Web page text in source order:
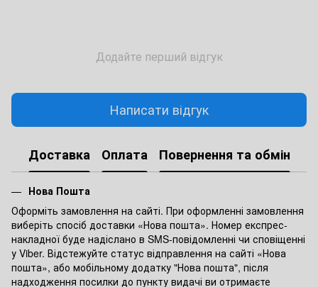
Додайте перший відгук
Написати відгук
Доставка Оплата Повернення та обмін
Нова Пошта
Оформіть замовлення на сайті. При оформленні замовлення
виберіть спосіб доставки «Нова пошта». Номер експрес-
накладної буде надіслано в SMS-повідомленні чи сповіщенні
у Viber. Відстежуйте статус відправлення на сайті «Нова
пошта», або мобільному додатку "Нова пошта", після
надходження посилки до пункту видачі ви отримаєте